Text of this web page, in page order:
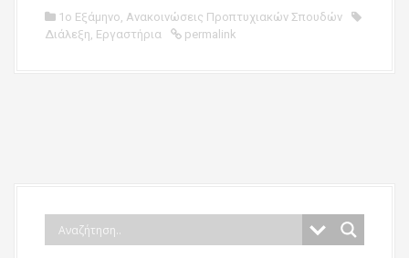
1ο Εξάμηνο, Ανακοινώσεις Προπτυχιακών Σπουδών
Διάλεξη, Εργαστήρια permalink